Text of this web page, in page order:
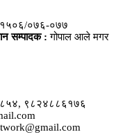
१५०६/०७६-०७७
सम्पादक : गोपाल आले मगर
९८२४८८६१७६